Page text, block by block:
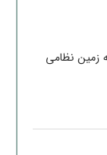
زمین نظامی